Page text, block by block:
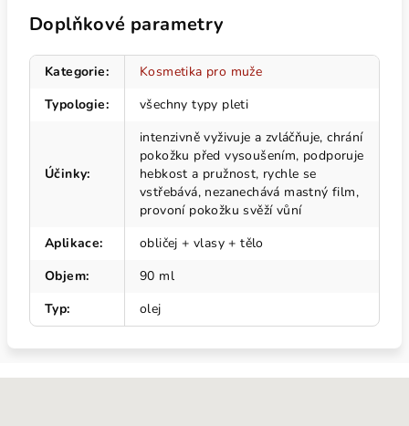
Doplňkové parametry
Kategorie:
Kosmetika pro muže
Typologie: všechny typy pleti
Účinky:
intenzivně vyživuje a zvláčňuje, chrání
pokožku před vysoušením, podporuje
hebkost a pružnost, rychle se
vstřebává, nezanechává mastný film,
provoní pokožku svěží vůní
Aplikace:
obličej + vlasy + tělo
Objem:
90 ml
Typ: olej